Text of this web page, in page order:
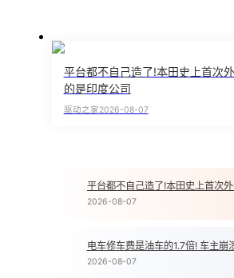
平台都不自己造了!本田史上首次
的是印度公司
驱动之家2026-08-07
2026-08-07
电车修车费是油车的1.7倍! 车主崩
2026-08-07